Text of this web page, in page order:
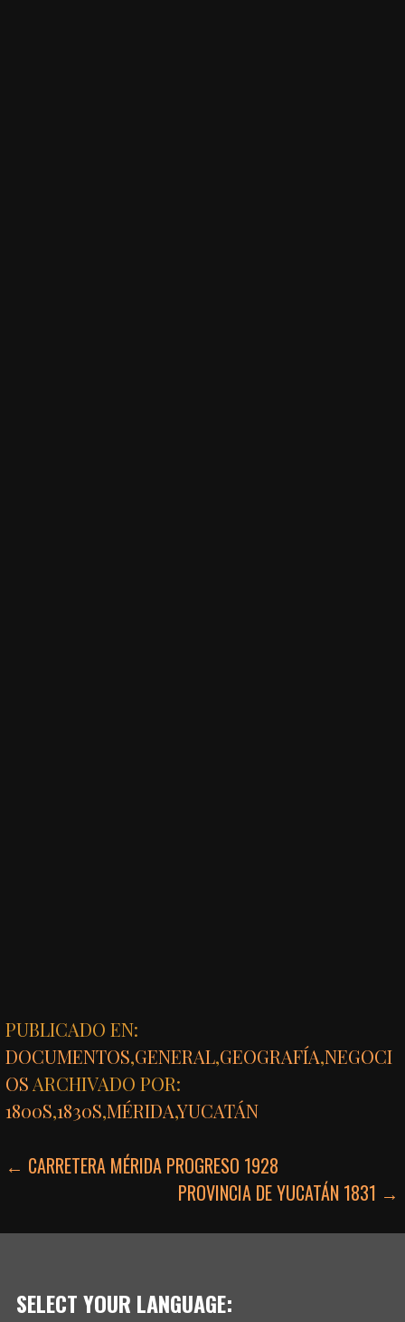
PUBLICADO EN:
DOCUMENTOS,GENERAL,GEOGRAFÍA,NEGOCI
OS ARCHIVADO POR:
1800S,1830S,MÉRIDA,YUCATÁN
NAVEGACIÓN
← CARRETERA MÉRIDA PROGRESO 1928
PROVINCIA DE YUCATÁN 1831 →
SELECT YOUR LANGUAGE: